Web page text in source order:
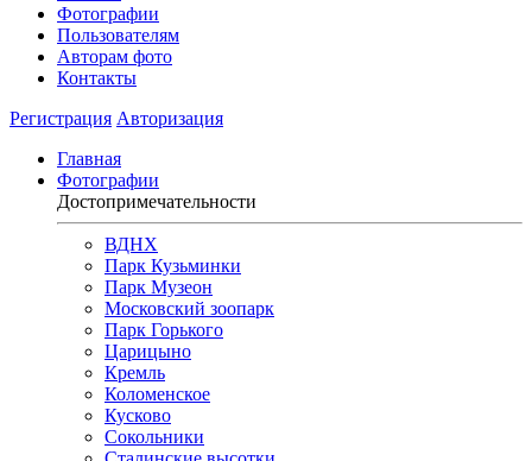
Фотографии
Пользователям
Авторам фото
Контакты
Регистрация Авторизация
Главная
Фотографии
Достопримечательности
ВДНХ
Парк Кузьминки
Парк Музеон
Московский зоопарк
Парк Горького
Царицыно
Кремль
Коломенское
Кусково
Сокольники